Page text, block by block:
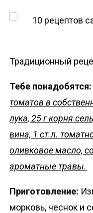
Традиционный
Тебе
томатов в
лука, 25 г корня
вина, 1 ст.л.
оливковое масло,
ароматные травы.
Приготовление:
морковь, чеснок и